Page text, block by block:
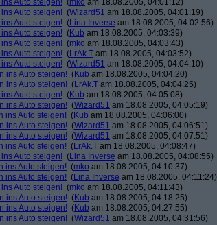
Auto steigen! (mko am 18.08.2005, 04:01:12)
Auto steigen! (Wizard51 am 18.08.2005, 04:01:19)
Auto steigen! (Lina Inverse am 18.08.2005, 04:02:56)
Auto steigen! (Kub am 18.08.2005, 04:03:39)
Auto steigen! (mko am 18.08.2005, 04:03:43)
Auto steigen! (LrAk.T am 18.08.2005, 04:03:52)
Auto steigen! (Wizard51 am 18.08.2005, 04:04:10)
ins Auto steigen! (Kub am 18.08.2005, 04:04:20)
ins Auto steigen! (LrAk.T am 18.08.2005, 04:04:25)
Auto steigen! (Kub am 18.08.2005, 04:05:08)
ins Auto steigen! (Wizard51 am 18.08.2005, 04:05:19)
ins Auto steigen! (Kub am 18.08.2005, 04:06:00)
ins Auto steigen! (Wizard51 am 18.08.2005, 04:06:51)
ins Auto steigen! (Wizard51 am 18.08.2005, 04:07:51)
ins Auto steigen! (LrAk.T am 18.08.2005, 04:08:47)
Auto steigen! (Lina Inverse am 18.08.2005, 04:08:55)
ins Auto steigen! (mko am 18.08.2005, 04:10:37)
ins Auto steigen! (Lina Inverse am 18.08.2005, 04:11:24)
Auto steigen! (mko am 18.08.2005, 04:11:43)
ins Auto steigen! (Kub am 18.08.2005, 04:18:25)
ins Auto steigen! (Kub am 18.08.2005, 04:27:55)
ins Auto steigen! (Wizard51 am 18.08.2005, 04:31:56)